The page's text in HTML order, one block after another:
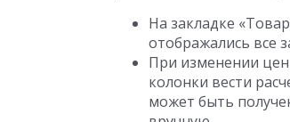
На закладке
отображались все
При изменении
колонки вести
может быть